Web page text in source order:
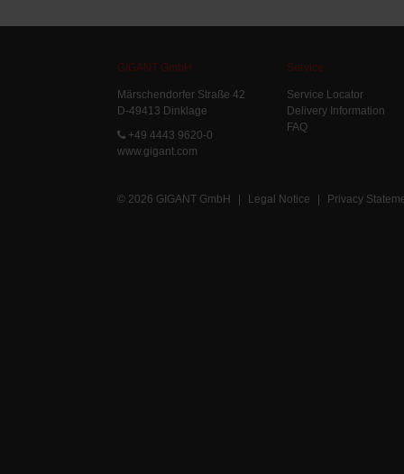
GIGANT GmbH
Märschendorfer Straße 42
D-49413 Dinklage
+49 4443 9620-0
www.gigant.com
Service
Service Locator
Delivery Information
FAQ
© 2026 GIGANT GmbH | Legal Notice | Privacy